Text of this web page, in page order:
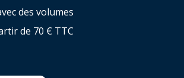
des volumes
de 70 € TTC